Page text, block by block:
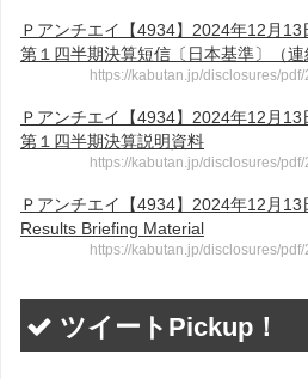
Ｐアンチエイ【4934】2024年12月
第１四半期決算短信〔日本基準〕（連
https://kabutan.jp/disclosures/
Ｐアンチエイ【4934】2024年12月
第１四半期決算説明資料
https://kabutan.jp/disclosures/
Ｐアンチエイ【4934】2024年12月
Results Briefing Material
https://kabutan.jp/disclosures/
ツイートPickup！